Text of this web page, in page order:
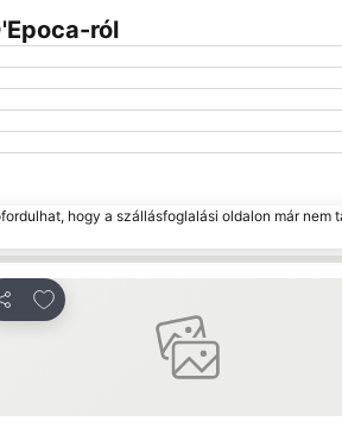
ról
hogy a szállásfoglalási oldalon már nem
Megosztás
Hozzáadás a kedvencekhez